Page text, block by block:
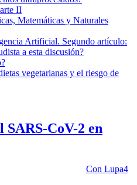
II
Matemáticas y Naturales
Artificial. Segundo artículo:
a esta discusión?
vegetarianas y el riesgo de
SARS-CoV-2 en
Con Lupa4